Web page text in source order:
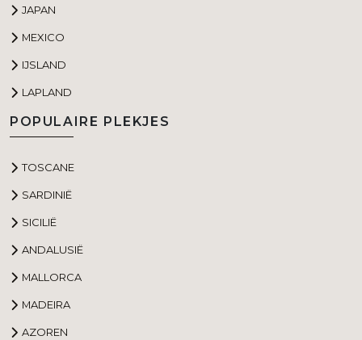
JAPAN
MEXICO
IJSLAND
LAPLAND
POPULAIRE PLEKJES
TOSCANE
SARDINIË
SICILIË
ANDALUSIË
MALLORCA
MADEIRA
AZOREN